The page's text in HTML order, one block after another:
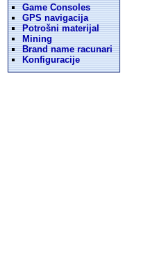
Game Consoles
GPS navigacija
Potrošni materijal
Mining
Brand name racunari
Konfiguracije